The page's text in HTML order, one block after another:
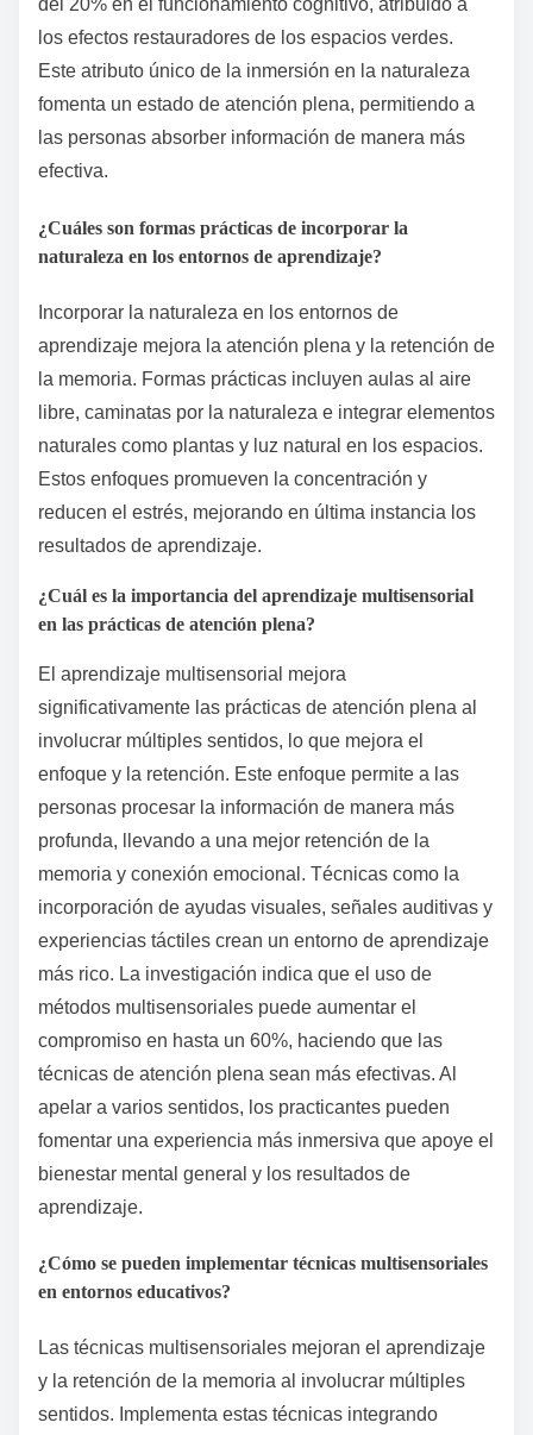
del 20% en el funcionamiento cognitivo, atribuido a
los efectos restauradores de los espacios verdes.
Este atributo único de la inmersión en la naturaleza
fomenta un estado de atención plena, permitiendo a
las personas absorber información de manera más
efectiva.
¿Cuáles son formas prácticas de incorporar la
naturaleza en los entornos de aprendizaje?
Incorporar la naturaleza en los entornos de
aprendizaje mejora la atención plena y la retención de
la memoria. Formas prácticas incluyen aulas al aire
libre, caminatas por la naturaleza e integrar elementos
naturales como plantas y luz natural en los espacios.
Estos enfoques promueven la concentración y
reducen el estrés, mejorando en última instancia los
resultados de aprendizaje.
¿Cuál es la importancia del aprendizaje multisensorial
en las prácticas de atención plena?
El aprendizaje multisensorial mejora
significativamente las prácticas de atención plena al
involucrar múltiples sentidos, lo que mejora el
enfoque y la retención. Este enfoque permite a las
personas procesar la información de manera más
profunda, llevando a una mejor retención de la
memoria y conexión emocional. Técnicas como la
incorporación de ayudas visuales, señales auditivas y
experiencias táctiles crean un entorno de aprendizaje
más rico. La investigación indica que el uso de
métodos multisensoriales puede aumentar el
compromiso en hasta un 60%, haciendo que las
técnicas de atención plena sean más efectivas. Al
apelar a varios sentidos, los practicantes pueden
fomentar una experiencia más inmersiva que apoye el
bienestar mental general y los resultados de
aprendizaje.
¿Cómo se pueden implementar técnicas multisensoriales
en entornos educativos?
Las técnicas multisensoriales mejoran el aprendizaje
y la retención de la memoria al involucrar múltiples
sentidos. Implementa estas técnicas integrando